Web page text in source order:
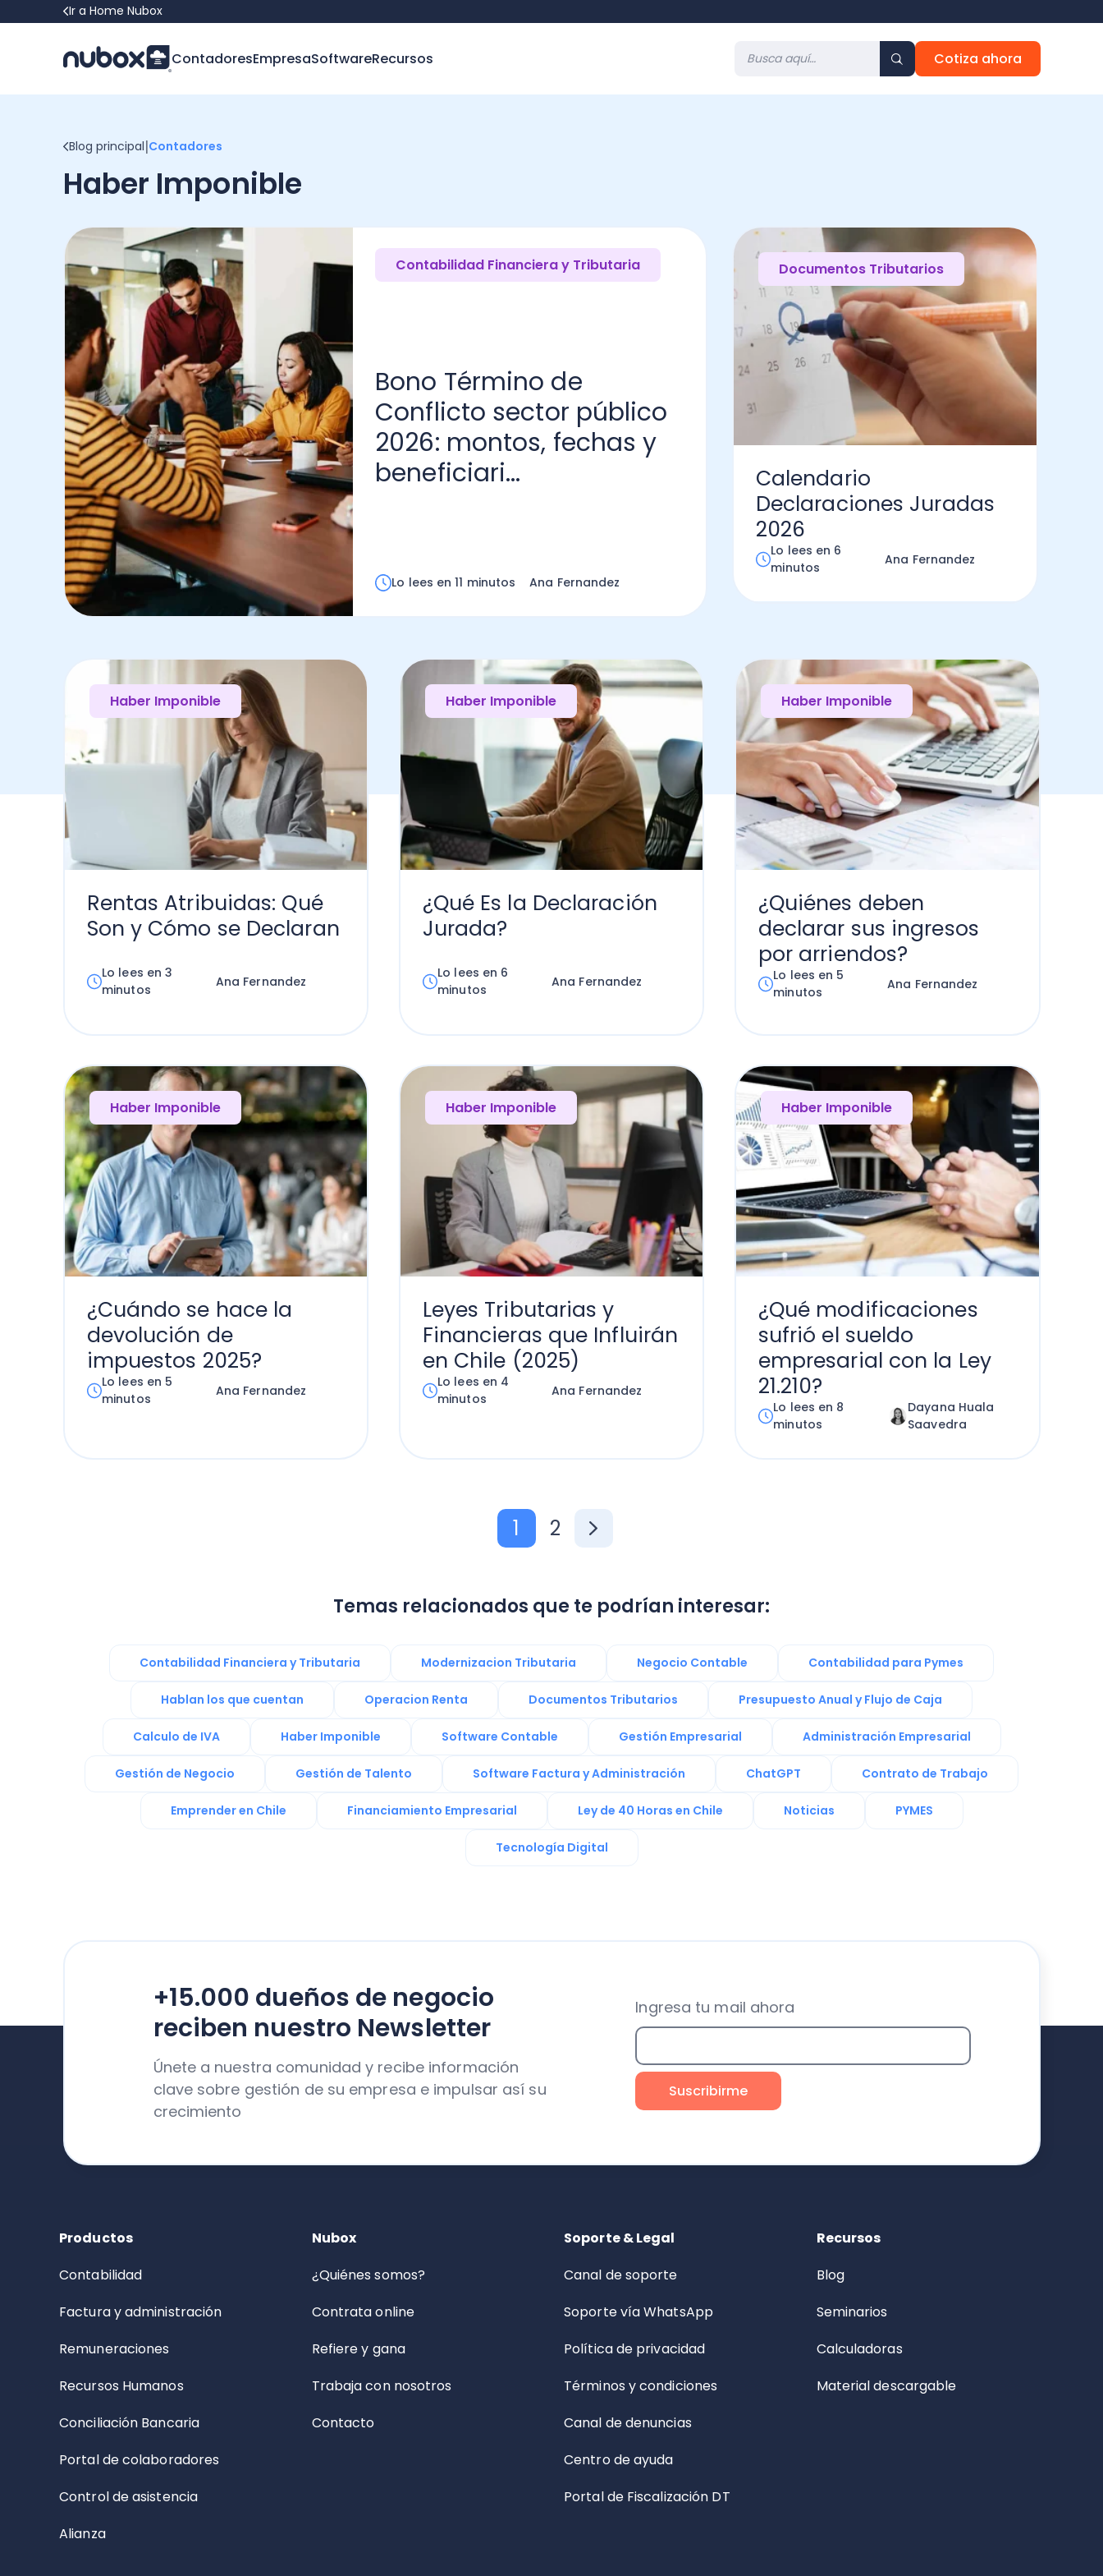
Ir a Home Nubox
ContadoresEmpresaSoftwareRecursos Cotiza ahora
Blog principal|Contadores
Haber Imponible
Contabilidad Financiera y Tributaria
Bono Término de
Conflicto sector público
2026: montos, fechas y
beneficiari...
Lo lees en 11 minutos Ana Fernandez
Documentos Tributarios
Calendario
Declaraciones Juradas
2026
Lo lees en 6
minutos
Ana Fernandez
Haber Imponible
Rentas Atribuidas: Qué
Son y Cómo se Declaran
Lo lees en 3
minutos
Ana Fernandez
Haber Imponible
¿Qué Es la Declaración
Jurada?
Lo lees en 6
minutos
Ana Fernandez
Haber Imponible
¿Quiénes deben
declarar sus ingresos
por arriendos?
Lo lees en 5
minutos
Ana Fernandez
Haber Imponible
¿Cuándo se hace la
devolución de
impuestos 2025?
Lo lees en 5
minutos
Ana Fernandez
Haber Imponible
Leyes Tributarias y
Financieras que Influirán
en Chile (2025)
Lo lees en 4
minutos
Ana Fernandez
Haber Imponible
¿Qué modificaciones
sufrió el sueldo
empresarial con la Ley
21.210?
Lo lees en 8
minutos
Dayana Huala
Saavedra
1 2
Temas relacionados que te podrían interesar:
Contabilidad Financiera y Tributaria Modernizacion Tributaria Negocio Contable Contabilidad para Pymes
Hablan los que cuentan Operacion Renta Documentos Tributarios Presupuesto Anual y Flujo de Caja
Calculo de IVA Haber Imponible Software Contable Gestión Empresarial Administración Empresarial
Gestión de Negocio Gestión de Talento Software Factura y Administración ChatGPT Contrato de Trabajo
Emprender en Chile Financiamiento Empresarial Ley de 40 Horas en Chile Noticias PYMES
Tecnología Digital
+15.000 dueños de negocio
reciben nuestro Newsletter
Únete a nuestra comunidad y recibe información
clave sobre gestión de su empresa e impulsar así su
crecimiento
Ingresa tu mail ahora
Productos
Contabilidad
Factura y administración
Remuneraciones
Recursos Humanos
Conciliación Bancaria
Portal de colaboradores
Control de asistencia
Alianza
Nubox
¿Quiénes somos?
Contrata online
Refiere y gana
Trabaja con nosotros
Contacto
Soporte & Legal
Canal de soporte
Soporte vía WhatsApp
Política de privacidad
Términos y condiciones
Canal de denuncias
Centro de ayuda
Portal de Fiscalización DT
Recursos
Blog
Seminarios
Calculadoras
Material descargable